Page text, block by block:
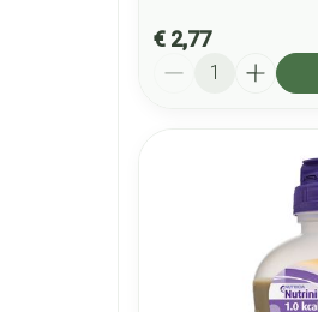
€ 2,77